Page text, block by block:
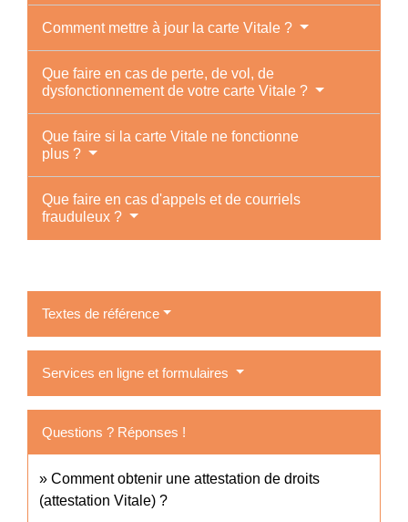
Comment mettre à jour la carte Vitale ?
Que faire en cas de perte, de vol, de
dysfonctionnement de votre carte Vitale ?
Que faire si la carte Vitale ne fonctionne
plus ?
Que faire en cas d'appels et de courriels
frauduleux ?
Textes de référence
Services en ligne et formulaires
Questions ? Réponses !
Comment obtenir une attestation de droits
(attestation Vitale) ?